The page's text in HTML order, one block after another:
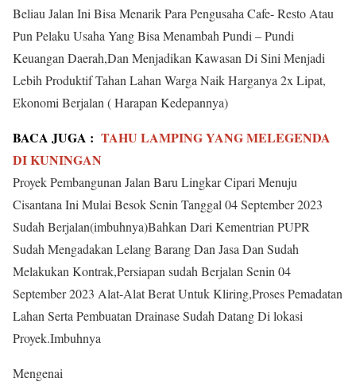
Beliau Jalan Ini Bisa Menarik Para Pengusaha Cafe- Resto Atau
Pun Pelaku Usaha Yang Bisa Menambah Pundi – Pundi
Keuangan Daerah,Dan Menjadikan Kawasan Di Sini Menjadi
Lebih Produktif Tahan Lahan Warga Naik Harganya 2x Lipat,
Ekonomi Berjalan ( Harapan Kedepannya)
BACA JUGA : TAHU LAMPING YANG MELEGENDA
DI KUNINGAN
Proyek Pembangunan Jalan Baru Lingkar Cipari Menuju
Cisantana Ini Mulai Besok Senin Tanggal 04 September 2023
Sudah Berjalan(imbuhnya)Bahkan Dari Kementrian PUPR
Sudah Mengadakan Lelang Barang Dan Jasa Dan Sudah
Melakukan Kontrak,Persiapan sudah Berjalan Senin 04
September 2023 Alat-Alat Berat Untuk Kliring,Proses Pemadatan
Lahan Serta Pembuatan Drainase Sudah Datang Di lokasi
Proyek.Imbuhnya
Mengenai